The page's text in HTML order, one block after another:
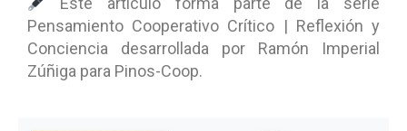
Pensamiento Cooperativo Crítico | Reflexión y
Conciencia desarrollada por Ramón Imperial
Zúñiga para Pinos-Coop.